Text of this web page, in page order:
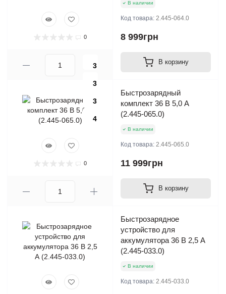
0
В наличии
Код товара: 2.445-064.0
8 999грн
В корзину
3
3
3
4
0
Быстрозарядный
комплект 36 В 5,0 А
(2.445-065.0)
В наличии
Код товара: 2.445-065.0
11 999грн
В корзину
Быстрозарядное
устройство для
аккумулятора 36 В 2,5 А
(2.445-033.0)
В наличии
Код товара: 2.445-033.0